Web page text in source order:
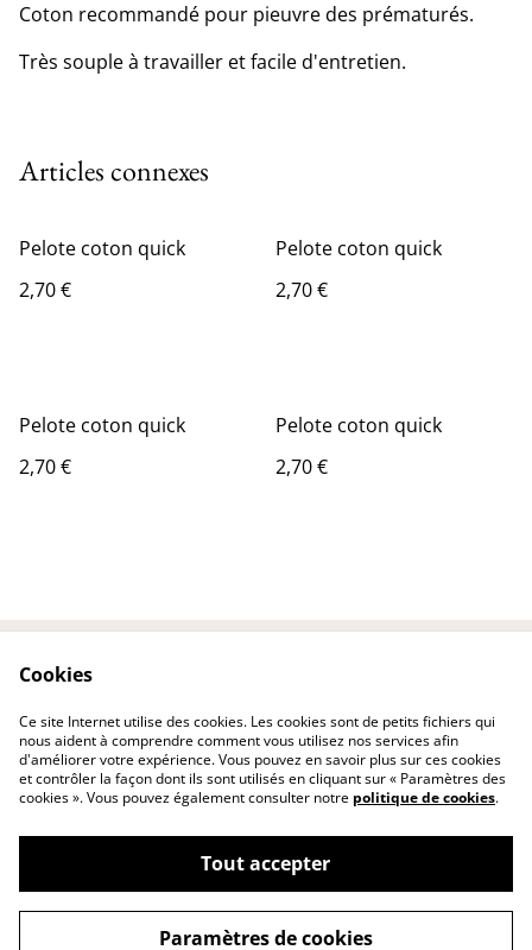
Coton recommandé pour pieuvre des prématurés.
Très souple à travailler et facile d'entretien.
Articles connexes
Pelote coton quick
2,70 €
Pelote coton quick
2,70 €
Pelote coton quick
2,70 €
Pelote coton quick
2,70 €
Politique de
confidentialité
Politique de cookies
©2026katou créations
Cookies
Ce site Internet utilise des cookies. Les cookies sont de petits fichiers qui
nous aident à comprendre comment vous utilisez nos services afin
d'améliorer votre expérience. Vous pouvez en savoir plus sur ces cookies
et contrôler la façon dont ils sont utilisés en cliquant sur « Paramètres des
cookies ». Vous pouvez également consulter notre politique de cookies.
Tout accepter
Paramètres de cookies